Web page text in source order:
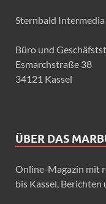
Sternbald Intermedia
Büro und
Esmarchstraße 38
34121 Kassel
ÜBER DAS
Online-Magazin mit
bis Kassel,